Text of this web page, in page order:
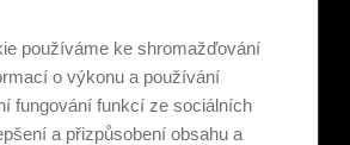
recyklace
Projekty EU
Intranet - Přihlášení
Přihlášení
používáme ke shromažďování
o výkonu a používání
fungování funkcí ze sociálních
a přizpůsobení obsahu a